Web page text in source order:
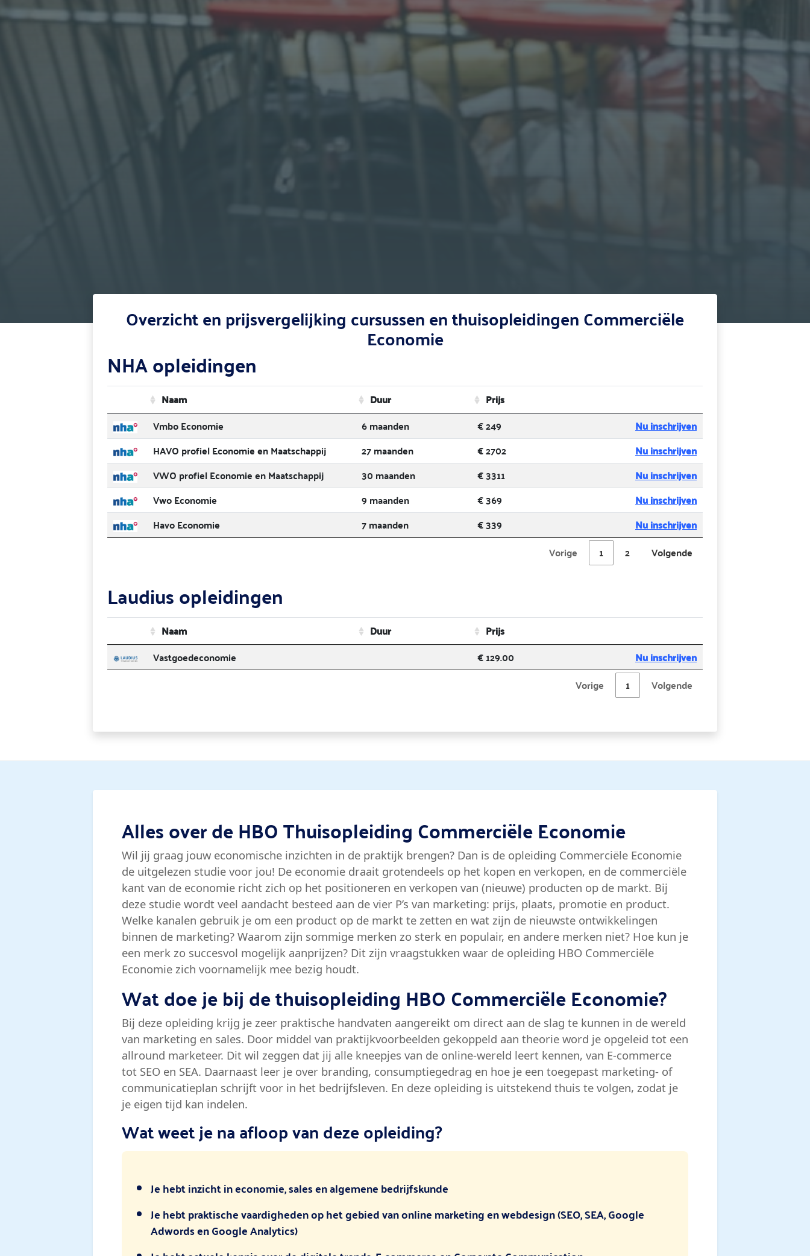
Overzicht en prijsvergelijking cursussen en thuisopleidingen Commerciële
Economie
NHA opleidingen
Naam Duur
Prijs
Vmbo Economie
6 maanden € 249
Nu inschrijven
HAVO profiel Economie en Maatschappij
27 maanden € 2702
Nu inschrijven
VWO profiel Economie en Maatschappij
30 maanden € 3311
Nu inschrijven
Vwo Economie
9 maanden € 369
Nu inschrijven
Havo Economie
7 maanden € 339
Nu inschrijven
Vorige
1 2 Volgende
Laudius opleidingen
Naam Duur
Prijs
Vastgoedeconomie
€ 129.00
Nu inschrijven
Vorige
1 Volgende
Alles over de HBO Thuisopleiding Commerciële Economie
Wil jij graag jouw economische inzichten in de praktijk brengen? Dan is de opleiding Commerciële Economie
de uitgelezen studie voor jou! De economie draait grotendeels op het kopen en verkopen, en de commerciële
kant van de economie richt zich op het positioneren en verkopen van (nieuwe) producten op de markt. Bij
deze studie wordt veel aandacht besteed aan de vier P’s van marketing: prijs, plaats, promotie en product.
Welke kanalen gebruik je om een product op de markt te zetten en wat zijn de nieuwste ontwikkelingen
binnen de marketing? Waarom zijn sommige merken zo sterk en populair, en andere merken niet? Hoe kun je
een merk zo succesvol mogelijk aanprijzen? Dit zijn vraagstukken waar de opleiding HBO Commerciële
Economie zich voornamelijk mee bezig houdt.
Wat doe je bij de thuisopleiding HBO Commerciële Economie?
Bij deze opleiding krijg je zeer praktische handvaten aangereikt om direct aan de slag te kunnen in de wereld
van marketing en sales. Door middel van praktijkvoorbeelden gekoppeld aan theorie word je opgeleid tot een
allround marketeer. Dit wil zeggen dat jij alle kneepjes van de online-wereld leert kennen, van E-commerce
tot SEO en SEA. Daarnaast leer je over branding, consumptiegedrag en hoe je een toegepast marketing- of
communicatieplan schrijft voor in het bedrijfsleven. En deze opleiding is uitstekend thuis te volgen, zodat je
je eigen tijd kan indelen.
Wat weet je na afloop van deze opleiding?
Je hebt inzicht in economie, sales en algemene bedrijfskunde
Je hebt praktische vaardigheden op het gebied van online marketing en webdesign (SEO, SEA, Google
Adwords en Google Analytics)